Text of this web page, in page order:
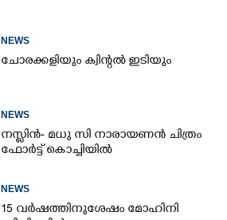
NEWS
ചോരക്കളിയും ക്വിന്റൽ ഇടിയും
NEWS
നസ്ലിൻ- മധു സി നാരായണൻ ചിത്രം
ഫോർട്ട് കൊച്ചിയിൽ
NEWS
15 വർഷത്തിനുശേഷം മോഹിനി